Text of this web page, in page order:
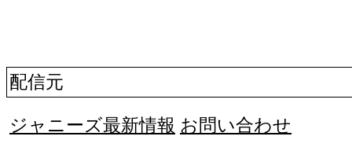
配信元
ジャニーズ最新情報 お問い合わせ